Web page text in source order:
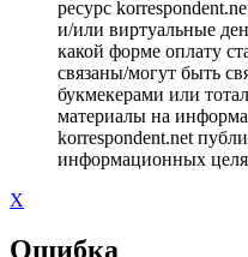
ресурс
и/или виртуальные
какой форме оплату
связаны/могут быть
букмекерами или
материалы на
korrespondent.net
информационных
X
Ошибка